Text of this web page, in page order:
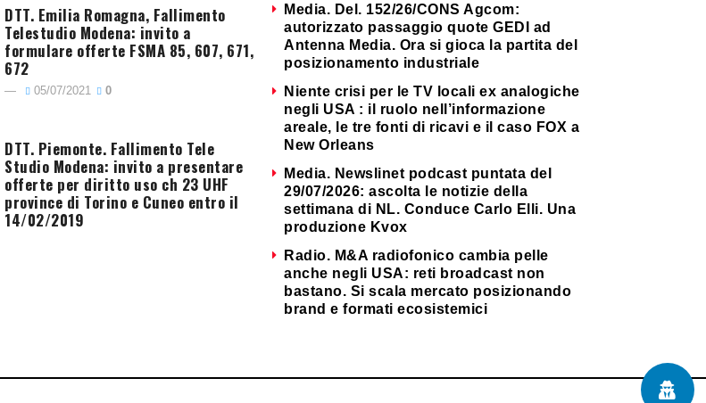
DTT. Emilia Romagna, Fallimento
Telestudio Modena: invito a
formulare offerte FSMA 85, 607, 671,
672
05/07/2021 0
DTT. Piemonte. Fallimento Tele
Studio Modena: invito a presentare
offerte per diritto uso ch 23 UHF
province di Torino e Cuneo entro il
14/02/2019
Media. Del. 152/26/CONS Agcom:
autorizzato passaggio quote GEDI ad
Antenna Media. Ora si gioca la partita del
posizionamento industriale
Niente crisi per le TV locali ex analogiche
negli USA : il ruolo nell’informazione
areale, le tre fonti di ricavi e il caso FOX a
New Orleans
Media. Newslinet podcast puntata del
29/07/2026: ascolta le notizie della
settimana di NL. Conduce Carlo Elli. Una
produzione Kvox
Radio. M&A radiofonico cambia pelle
anche negli USA: reti broadcast non
bastano. Si scala mercato posizionando
brand e formati ecosistemici